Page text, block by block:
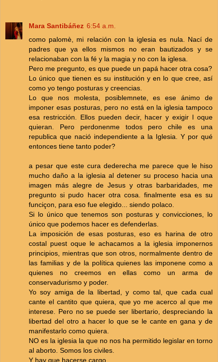
Mara Santibáñez 6:54 a.m.
como palomè, mi relación con la iglesia es nula. Nací de
padres que ya ellos mismos no eran bautizados y se
relacionaban con la fé y la magia y no con la iglesa.
Pero me pregunto, es que puede un papá hacer otra cosa?
Lo único que tienen es su institución y en lo que cree, así
como yo tengo posturas y creencias.
Lo que nos molesta, posiblemnete, es ese ánimo de
imponer esas posturas, pero no está en la iglesia tampoco
esa restricción. Ellos pueden decir, hacer y exigir l oque
quieran. Pero perdonenme todos pero chile es una
republica que nació independiente a la Iglesia. Y por qué
entonces tiene tanto poder?
a pesar que este cura dederecha me parece que le hiso
mucho daño a la iglesia al detener su proceso hacia una
imagen más alegre de Jesus y otras barbaridades, me
pregunto si pudo hacer otra cosa. finalmente esa es su
funciçon, para eso fue elegido... siendo polaco.
Si lo único que tenemos son posturas y convicciones, lo
único que podemos hacer es defenderlas.
La imposición de esas posturas, eso es harina de otro
costal puest oque le achacamos a la iglesia imponernos
principios, mientras que son otros, normalmente dentro de
las familias y de la política quienes las imponene como a
quienes no creemos en ellas como un arma de
conservadurismo y poder.
Yo soy amiga de la libertad, y como tal, que cada cual
cante el cantito que quiera, que yo me acerco al que me
interese. Pero no se puede ser libertario, despreciando la
libertad del otro a hacer lo que se le cante en gana y de
manifestarlo como quiera.
NO es la iglesia la que no nos ha permitido legislar en torno
al aborto. Somos los civiles.
Y hay que hacerse cargo.